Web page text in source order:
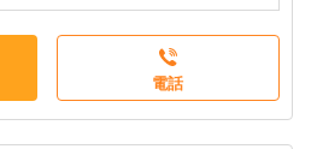
電話